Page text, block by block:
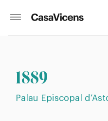
1889
Palau Episcopal